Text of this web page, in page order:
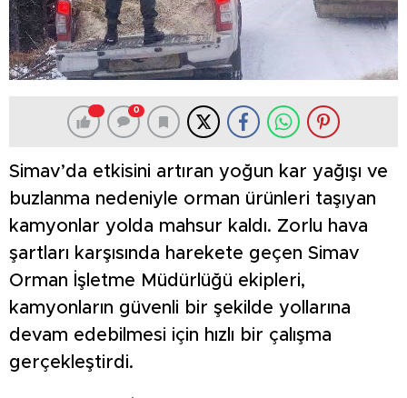
0
Simav’da etkisini artıran yoğun kar yağışı ve
buzlanma nedeniyle orman ürünleri taşıyan
kamyonlar yolda mahsur kaldı. Zorlu hava
şartları karşısında harekete geçen Simav
Orman İşletme Müdürlüğü ekipleri,
kamyonların güvenli bir şekilde yollarına
devam edebilmesi için hızlı bir çalışma
gerçekleştirdi.